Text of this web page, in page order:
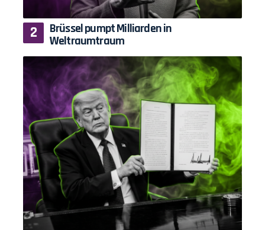
Brüssel pumpt Milliarden in
Weltraumtraum